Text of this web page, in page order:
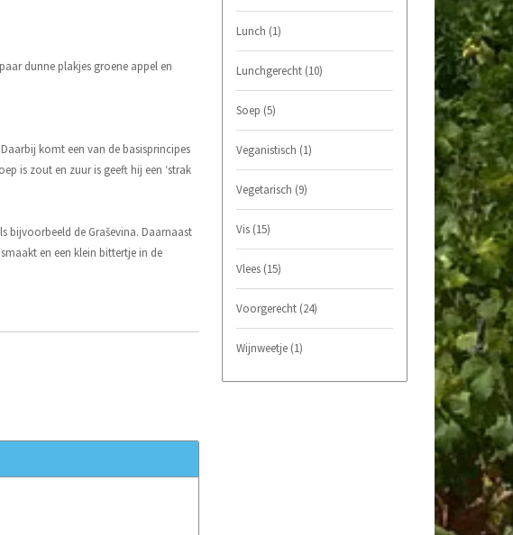
dunne plakjes groene appel en
Daarbij komt een van de basisprincipes
is zout en zuur is geeft hij een ‘strak
bijvoorbeeld de Graševina. Daarnaast
en een klein bittertje in de
Lunch (1)
Lunchgerecht (10)
Soep (5)
Veganistisch (1)
Vegetarisch (9)
Vis (15)
Vlees (15)
Voorgerecht (24)
Wijnweetje (1)